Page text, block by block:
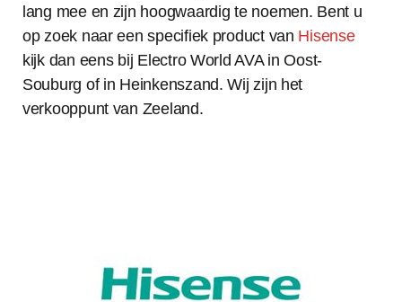
lang mee en zijn hoogwaardig te noemen. Bent u
op zoek naar een specifiek product van Hisense
kijk dan eens bij Electro World AVA in Oost-
Souburg of in Heinkenszand. Wij zijn het
verkooppunt van Zeeland.